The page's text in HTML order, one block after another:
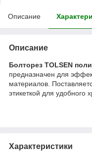
Описание
Описание
Болторез TOLSEN
предназначен для
материалов.
этикеткой для удобного
Характеристики